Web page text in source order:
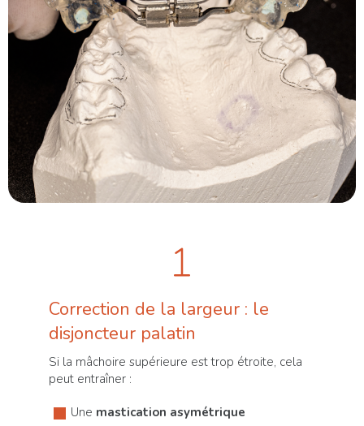
Correction de la largeur : le
disjoncteur palatin
Si la mâchoire supérieure est trop étroite, cela
peut entraîner :
Une mastication asymétrique